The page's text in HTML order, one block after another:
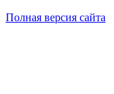
Полная версия сайта